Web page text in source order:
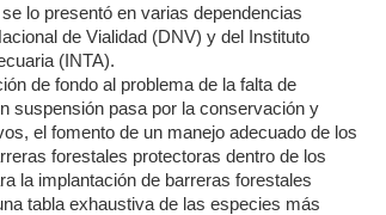
lo presentó en varias dependencias
de Vialidad (DNV) y del Instituto
(INTA).
de fondo al problema de la falta de
suspensión pasa por la conservación y
el fomento de un manejo adecuado de los
forestales protectoras dentro de los
la implantación de barreras forestales
tabla exhaustiva de las especies más